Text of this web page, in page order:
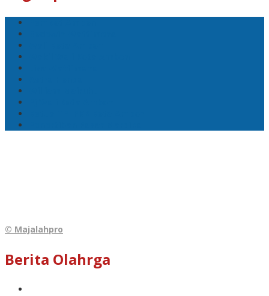
© Majalahpro
Berita Olahrga